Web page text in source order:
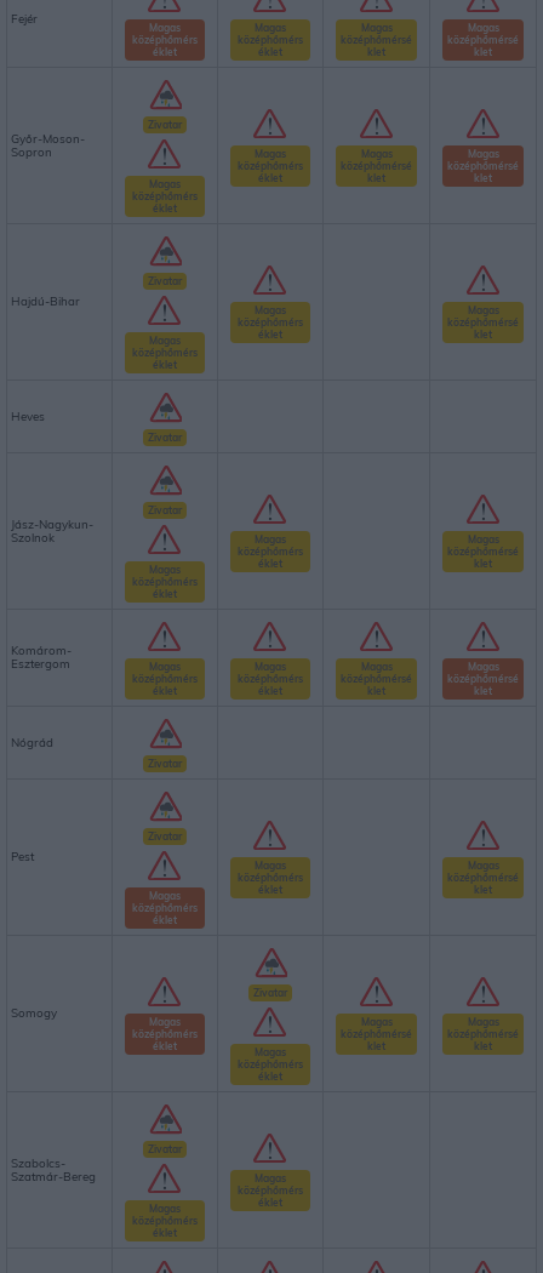
Fejér
Magas
középhőmérs
éklet
Magas
középhőmérs
éklet
Magas
középhőmérsé
klet
Magas
középhőmérsé
klet
Győr-Moson-
Sopron
Zivatar
Magas
középhőmérs
éklet
Magas
középhőmérs
éklet
Magas
középhőmérsé
klet
Magas
középhőmérsé
klet
Hajdú-Bihar
Zivatar
Magas
középhőmérs
éklet
Magas
középhőmérs
éklet
Magas
középhőmérsé
klet
Heves
Zivatar
Jász-Nagykun-
Szolnok
Zivatar
Magas
középhőmérs
éklet
Magas
középhőmérs
éklet
Magas
középhőmérsé
klet
Komárom-
Esztergom
Magas
középhőmérs
éklet
Magas
középhőmérs
éklet
Magas
középhőmérsé
klet
Magas
középhőmérsé
klet
Nógrád
Zivatar
Pest
Zivatar
Magas
középhőmérs
éklet
Magas
középhőmérs
éklet
Magas
középhőmérsé
klet
Somogy
Magas
középhőmérs
éklet
Zivatar
Magas
középhőmérs
éklet
Magas
középhőmérsé
klet
Magas
középhőmérsé
klet
Szabolcs-
Szatmár-Bereg
Zivatar
Magas
középhőmérs
éklet
Magas
középhőmérs
éklet